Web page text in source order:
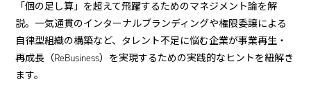
「個の足し算」を超えて飛躍するためのマネジメント論を解
説。一気通貫のインターナルブランディングや権限委譲による
自律型組織の構築など、タレント不足に悩む企業が事業再生・
再成長（ReBusiness）を実現するための実践的なヒントを紐解き
ます。